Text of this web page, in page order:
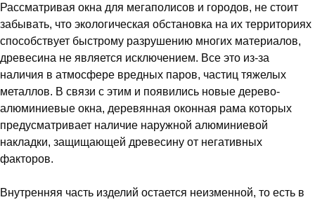
Рассматривая окна для мегаполисов и городов, не стоит
забывать, что экологическая обстановка на их территориях
способствует быстрому разрушению многих материалов,
древесина не является исключением. Все это из-за
наличия в атмосфере вредных паров, частиц тяжелых
металлов. В связи с этим и появились новые дерево-
алюминиевые окна, деревянная оконная рама которых
предусматривает наличие наружной алюминиевой
накладки, защищающей древесину от негативных
факторов.
Внутренняя часть изделий остается неизменной, то есть в